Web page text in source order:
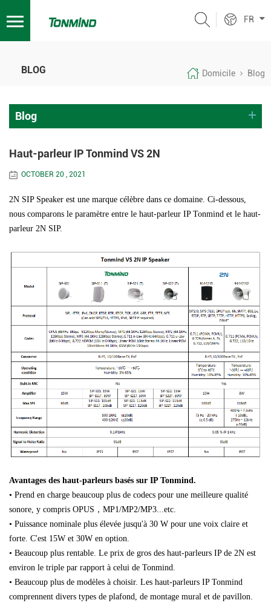
FR
BLOG Domicile Blog
Blog
Haut-parleur IP Tonmind VS 2N
OCTOBER 20 , 2021
2N SIP Speaker est une marque célèbre dans ce domaine. Ci-dessous,
nous comparons le paramètre entre le haut-parleur IP Tonmind et le haut-
parleur 2N SIP.
Avantages des haut-parleurs basés sur IP Tonmind.
• Prend en charge beaucoup plus de codecs pour une meilleure qualité
sonore, y compris OPUS，MP1/MP2/MP3...etc.
• Puissance nominale plus élevée jusqu'à 30 W pour une voix claire et
forte. C'est 15W et 30W en option.
• Beaucoup plus rentable. Le prix de gros des haut-parleurs IP de 2N est
environ le triple par rapport à celui de Tonmind.
• Beaucoup plus de modèles à choisir. Les haut-parleurs IP Tonmind
comprennent divers types de plafond, de montage mural et de pavillon.